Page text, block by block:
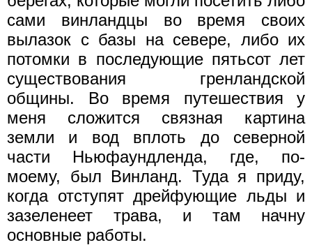
сами винландцы во время своих
вылазок с базы на севере, либо их
потомки в последующие пятьсот лет
существования гренландской
общины. Во время путешествия у
меня сложится связная картина
земли и вод вплоть до северной
части Ньюфаундленда, где, по-
моему, был Винланд. Туда я приду,
когда отступят дрейфующие льды и
зазеленеет трава, и там начну
основные работы.